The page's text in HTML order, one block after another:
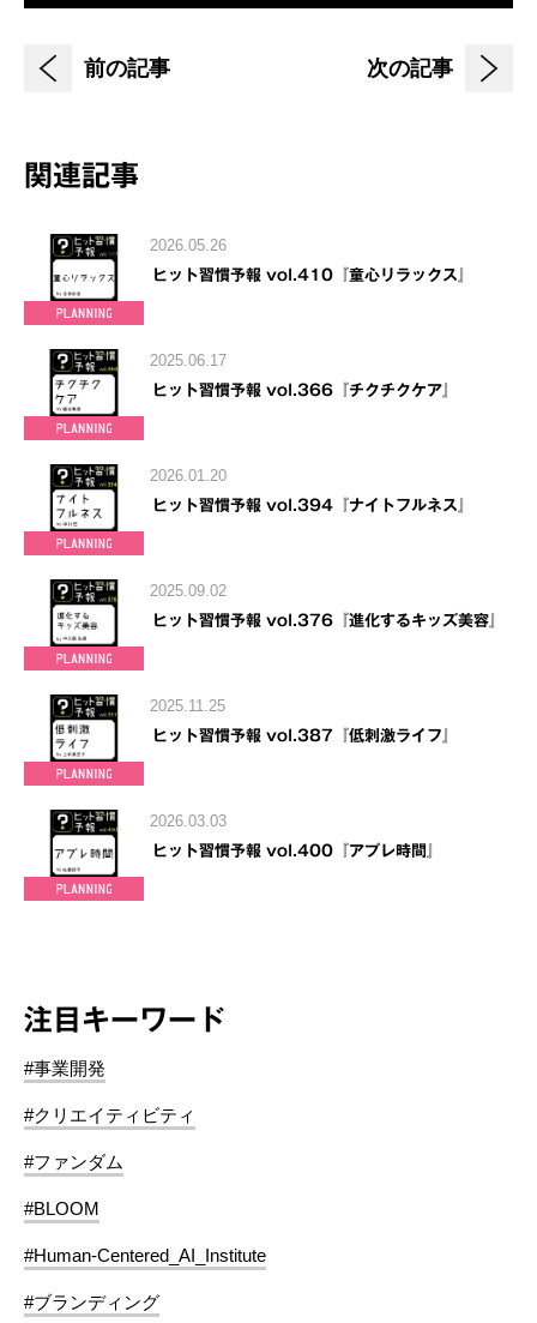
前の記事 次の記事
関連記事
2026.05.26
ヒット習慣予報 vol.410『童心リラックス』
2025.06.17
ヒット習慣予報 vol.366『チクチクケア』
2026.01.20
ヒット習慣予報 vol.394『ナイトフルネス』
2025.09.02
ヒット習慣予報 vol.376『進化するキッズ美容』
2025.11.25
ヒット習慣予報 vol.387『低刺激ライフ』
2026.03.03
ヒット習慣予報 vol.400『アプレ時間』
注目キーワード
#事業開発
#クリエイティビティ
#ファンダム
#BLOOM
#Human-Centered_AI_Institute
#ブランディング